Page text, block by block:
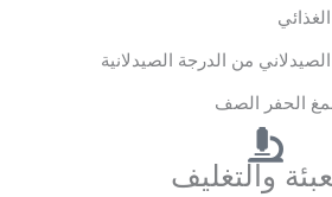
من الدرجة الصيدلانية
الحفر الصف
والتغليف